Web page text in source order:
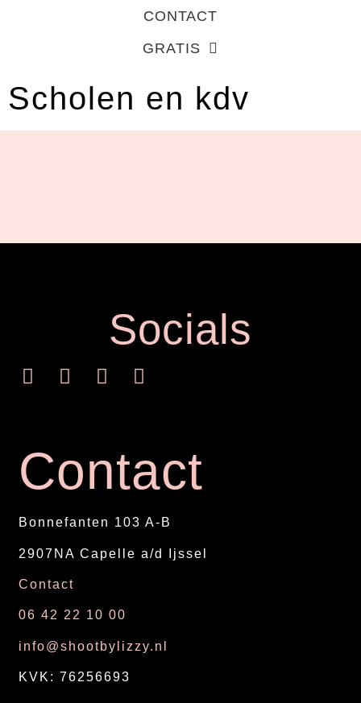
CONTACT
GRATIS
Scholen en kdv
Contact
Bonnefanten 103 A-B
2907NA Capelle a/d Ijssel
Contact
06 42 22 10 00
info@shootbylizzy.nl
KVK: 76256693
Socials